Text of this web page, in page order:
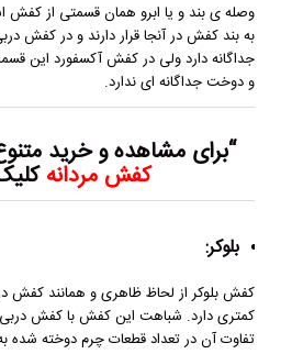
وصله ی بند و یا ابرو همان قسمتی از
به بند کفش در آنجا قرار دارند و در کفش
جداگانه دارد ولی در کفش آکسفورد این
و دوخت جداگانه ای ندارد.
“برای مشاهده و خرید
کفش مردانه
بلوکر:
کفش بلوکر از لحاظ ظاهری و همانند کفش
کمتری دارد. شباهت این کفش با کفش دربی
تفاوت آن در تعداد قطعات چرم دوخته شده